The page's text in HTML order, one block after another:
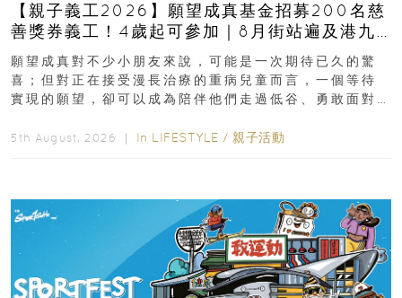
【親子義工2026】願望成真基金招募200名慈
善獎券義工！4歲起可參加｜8月街站遍及港九
新界
願望成真對不少小朋友來說，可能是一次期待已久的驚
喜；但對正在接受漫長治療的重病兒童而言，一個等待
實現的願望，卻可以成為陪伴他們走過低谷、勇敢面對
5th August, 2026 ｜ In LIFESTYLE / 親子活動